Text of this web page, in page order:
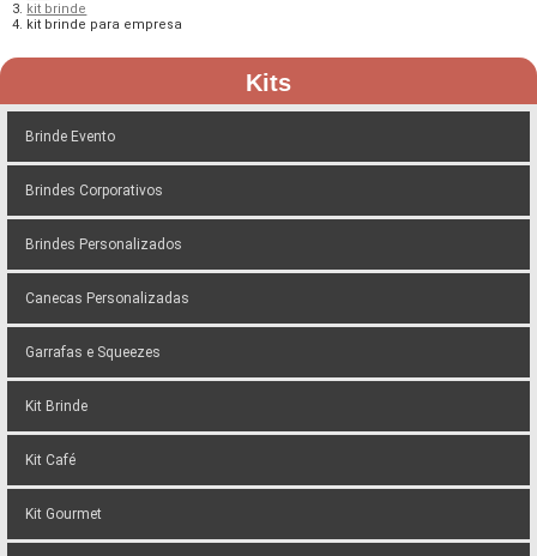
kit brinde
kit brinde para empresa
Kits
Brinde Evento
Brindes Corporativos
Brindes Personalizados
Canecas Personalizadas
Garrafas e Squeezes
Kit Brinde
Kit Café
Kit Gourmet